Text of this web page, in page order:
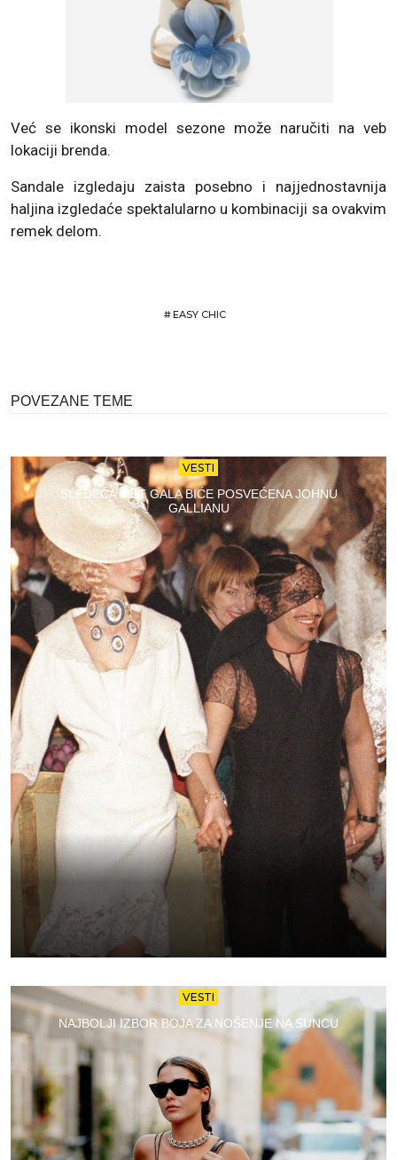
Već se ikonski model sezone može naručiti na veb
lokaciji brenda.
Sandale izgledaju zaista posebno i najjednostavnija
haljina izgledaće spektalularno u kombinaciji sa ovakvim
remek delom.
#EASY CHIC
POVEZANE TEME
VESTI
SLEDEĆA MET GALA BIĆE POSVEĆENA JOHNU
GALLIANU
VESTI
NAJBOLJI IZBOR BOJA ZA NOŠENJE NA SUNCU